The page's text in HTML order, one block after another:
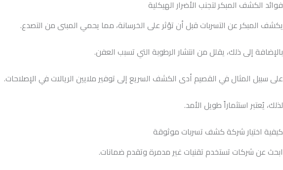
فوائد الكشف المبكر لتجنب الأضرار الهيكلية
يكشف المبكر عن التسربات قبل أن تؤثر على الخرسانة، مما يحمي المبنى من التصدع.
بالإضافة إلى ذلك، يقلل من انتشار الرطوبة التي تسبب العفن.
على سبيل المثال في القصيم أدى الكشف السريع إلى توفير ملايين الريالات في الإصلاحات.
لذلك، يُعتبر استثماراً طويل الأمد.
كيفية اختيار شركة كشف تسربات موثوقة
ابحث عن شركات تستخدم تقنيات غير مدمرة وتقدم ضمانات.